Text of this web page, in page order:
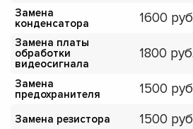
Замена
конденсатора
1600
Замена платы
обработки
видеосигнала
1800
Замена
предохранителя
1500
Замена резистора 1500